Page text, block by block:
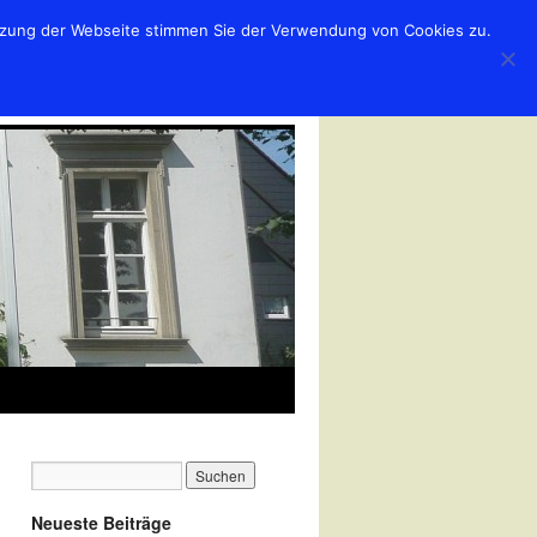
Neueste Beiträge
der Webseite stimmen Sie der Verwendung von Cookies zu.